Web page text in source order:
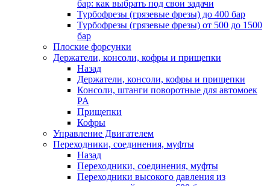
бар: как выбрать под свои задачи
Турбофрезы (грязевые фрезы) до 400 бар
Турбофрезы (грязевые фрезы) от 500 до 1500
бар
Плоские форсунки
Держатели, консоли, кофры и прищепки
Назад
Держатели, консоли, кофры и прищепки
Консоли, штанги поворотные для автомоек
PA
Прищепки
Кофры
Управление Двигателем
Переходники, соединения, муфты
Назад
Переходники, соединения, муфты
Переходники высокого давления из